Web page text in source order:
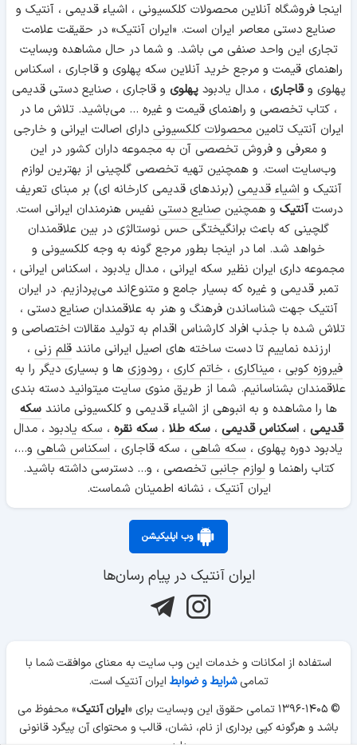
اینجا فروشگاه آنلاین محصولات کلکسیونی ، اشیاء قدیمی ، آنتیک و
صنایع دستی معاصر ایران است. «ایران آنتیک» در حقیقت علامت
تجاری این واحد صنفی می باشد. و شما در حال مشاهده وبسایت
راهنمای قیمت و مرجع خرید آنلاین سکه پهلوی و قاجاری ، اسکناس
پهلوی وقاجاری ، مدال یادبودپهلوی و قاجاری ، صنایع دستی قدیمی
، کتاب تخصصی و راهنمای قیمت و غیره ... می‌باشید. تلاش ما در
ایران آنتیک تامین محصولات کلکسیونی دارای اصالت ایرانی و خارجی
و معرفی و فروش تخصصی آن به مجموعه داران کشور در این
وب‌سایت است. و همچنین تهیه تخصصی گلچینی از بهترین لوازم
آنتیک و اشیاء قدیمی (برندهای قدیمی کارخانه ای) بر مبنای تعریف
درستآنتیک و همچنینصنایع دستی نفیس هنرمندان ایرانی است.
گلچینی که باعث برانگیختگی حس نوستالژی در بین علاقمندان
خواهد شد. اما در اینجا بطور مرجع گونه به وجه کلکسیونی و
مجموعه داری ایران نظیر سکه ایرانی ، مدال یادبود ، اسکناس ایرانی ،
تمبر قدیمی و غیره که بسیار جامع و متنوع‌اند می‌پردازیم. در ایران
آنتیک جهت شناساندن فرهنگ و هنر به علاقمندان صنایع دستی ،
تلاش شده با جذب افراد کارشناس اقدام به تولید مقالات اختصاصی و
ارزنده نماییم تا دست ساخته های اصیل ایرانی مانندقلم زنی ،
فیروزه کوبی ،میناکاری ، خاتم کاری ، رودوزی ها و بسیاری دیگر را به
علاقمندان بشناسانیم. شما از طریق منوی سایت میتوانید دسته بندی
ها را مشاهده و به انبوهی از اشیاء قدیمی و کلکسیونی مانند سکه
قدیمی ، اسکناس قدیمی ، سکه طلا ، سکه نقره ، سکه یادبود ، مدال
یادبود دوره پهلوی ، سکه شاهی ، سکه قاجاری ، اسکناس شاهی و...،
کتاب راهنما و لوازم جانبی تخصصی ، و... دسترسی داشته باشید.
ایران آنتیک ، نشانه اطمینان شماست.
وب اپلیکیشن
ایران آنتیک در پیام رسان‌ها
استفاده از امکانات و خدمات این وب سایت به معنای موافقت شما با
تمامیشرایط و ضوابط ایران آنتیک است.
© ۱۳۹۶-۱۴۰۵ تمامی حقوق این وبسایت برای «
ایران آنتیک» محفوظ می
باشد و هرگونه کپی برداری از نام، نشان، قالب و محتوای آن پیگرد قانونی